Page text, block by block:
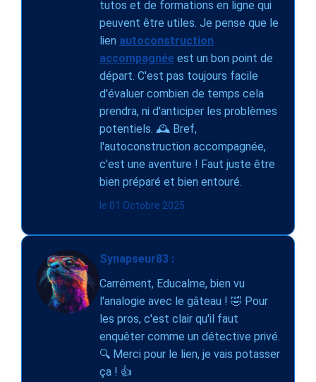
tutos et de formations en ligne qui
peuvent être utiles. Je pense que le
lien autoconstruction
accompagnée est un bon point de
départ. C'est pas toujours facile
d'évaluer combien de temps cela
prendra, ni d'anticiper les problèmes
potentiels. 🕰️ Bref,
l'autoconstruction accompagnée,
c'est une aventure ! Faut juste être
bien préparé et bien entouré.
le 01 Octobre 2025
Synapseur83 :
Carrément, Educalme, bien vu
l'analogie avec le gâteau ! 🤣 Pour
les pros, c'est clair qu'il faut
enquêter comme un détective privé.
🔍 Merci pour le lien, je vais potasser
ça ! 👍